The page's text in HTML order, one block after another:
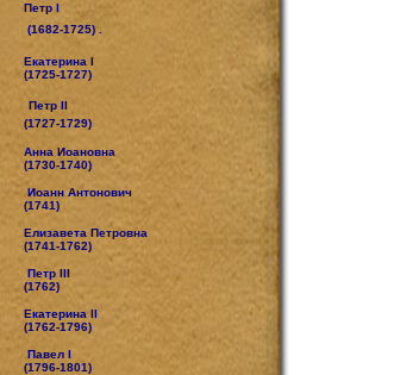
Петр I
(1682-1725) .
Екатерина I
(1725-1727)
Петр II
(1727-1729)
Анна Иоановна
(1730-1740)
Иоанн Антонович
(1741)
Елизавета Петровна
(1741-1762)
Петр III
(1762)
Екатерина II
(1762-1796)
Павел I
(1796-1801)